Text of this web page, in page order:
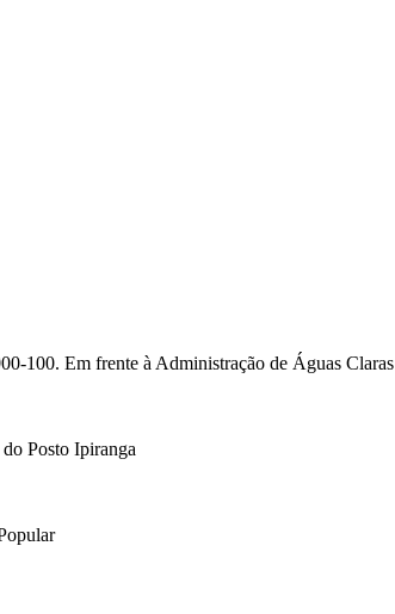
100. Em frente à Administração de Águas Claras
Posto Ipiranga